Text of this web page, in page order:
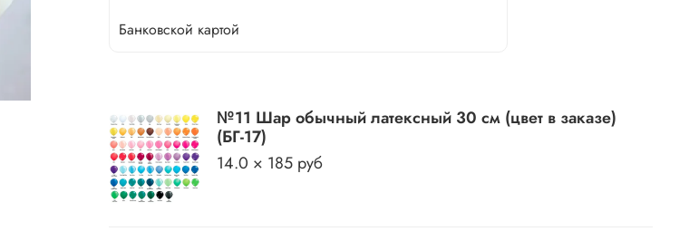
Банковской картой
№11 Шар обычный латексный 30 см (цвет в заказе)
(БГ-17)
14.0 × 185 руб